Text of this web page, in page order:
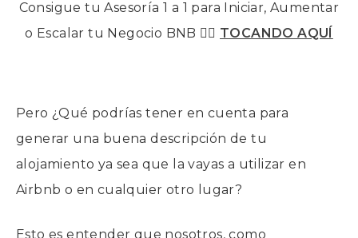
Consigue tu Asesoría 1 a 1 para Iniciar, Aumentar
o Escalar tu Negocio BNB 👉🏽 TOCANDO AQUÍ
Pero ¿Qué podrías tener en cuenta para
generar una buena descripción de tu
alojamiento ya sea que la vayas a utilizar en
Airbnb o en cualquier otro lugar?
Esto es entender que nosotros, como